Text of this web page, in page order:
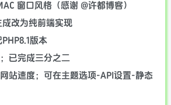
窗口风格（感谢 @许都博客）
改为纯前端实现
版本
已完成三分之二
站速度；可在主题选项-API设置-静态